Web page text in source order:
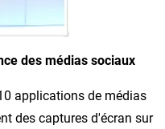
des médias sociaux
applications de médias
des captures d'écran sur